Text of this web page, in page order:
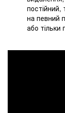
постійний,
на певний
або тільки